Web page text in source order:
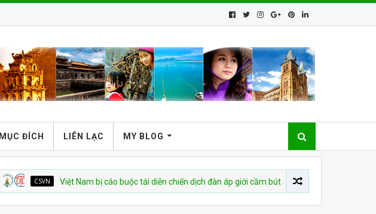
MỤC ĐÍCH LIÊN LẠC MY BLOG
CSVN Việt Nam bị cáo buộc tái diễn chiến dịch đàn áp giới cầm bút sau vụ bắt giữ tác giả